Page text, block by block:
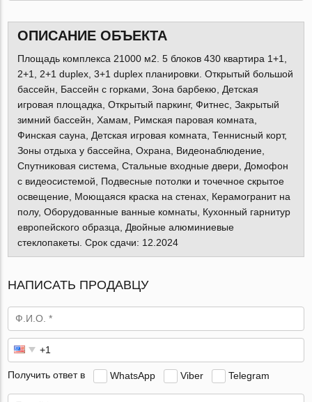
ОПИСАНИЕ ОБЪЕКТА
Площадь комплекса 21000 м2. 5 блоков 430 квартира 1+1,
2+1, 2+1 duplex, 3+1 duplex планировки. Открытый большой
бассейн, Бассейн с горками, Зона барбекю, Детская
игровая площадка, Открытый паркинг, Фитнес, Закрытый
зимний бассейн, Хамам, Римская паровая комната,
Финская сауна, Детская игровая комната, Теннисный корт,
Зоны отдыха у бассейна, Охрана, Видеонаблюдение,
Спутниковая система, Стальные входные двери, Домофон
с видеосистемой, Подвесные потолки и точечное скрытое
освещение, Моющаяся краска на стенах, Керамогранит на
полу, Оборудованные ванные комнаты, Кухонный гарнитур
европейского образца, Двойные алюминиевые
стеклопакеты. Срок сдачи: 12.2024
НАПИСАТЬ ПРОДАВЦУ
Получить ответ в WhatsApp Viber Telegram